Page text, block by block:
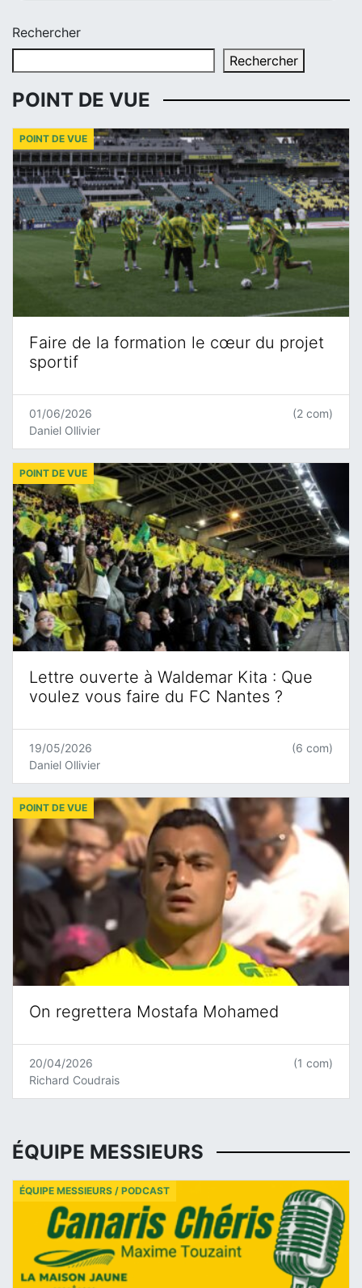
Rechercher
Rechercher
POINT DE VUE
Faire de la formation le cœur du projet
sportif
POINT DE VUE
01/06/2026
Daniel Ollivier
(2 com)
Lettre ouverte à Waldemar Kita : Que
voulez vous faire du FC Nantes ?
POINT DE VUE
19/05/2026
Daniel Ollivier
(6 com)
On regrettera Mostafa Mohamed
POINT DE VUE
20/04/2026
Richard Coudrais
(1 com)
ÉQUIPE MESSIEURS
ÉQUIPE MESSIEURS / PODCAST